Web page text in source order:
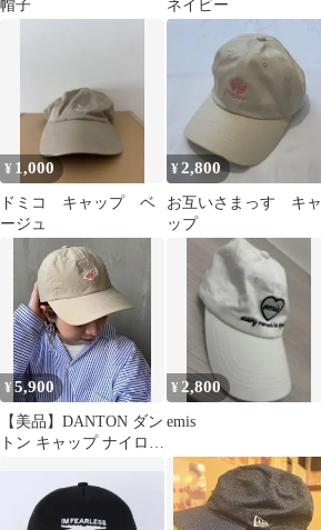
帽子
ネイビー
¥ 1,000
ドミコ キャップ ベ
ージュ
¥2,800
お互いさまっす キャ
ップ
¥5,900
【美品】DANTON ダン
トン キャップ ナイロン
¥ 2,800
emis